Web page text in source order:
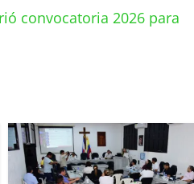
convocatoria 2026 para